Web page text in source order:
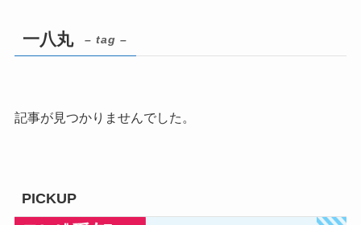
一八丸 – tag –
記事が見つかりませんでした。
PICKUP